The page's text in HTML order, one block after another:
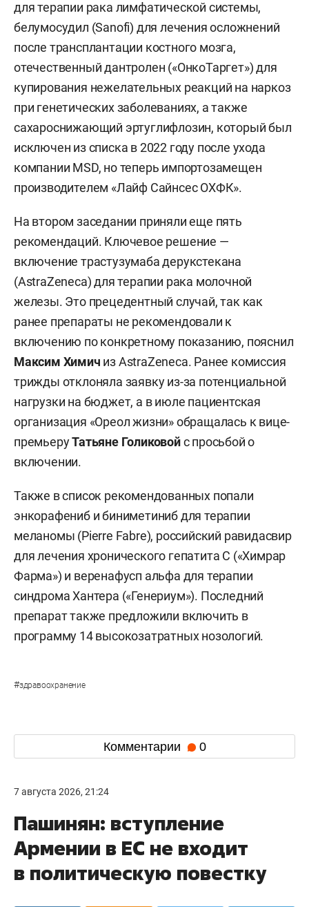
для терапии рака лимфатической системы,
белумосудил (Sanofi) для лечения осложнений
после трансплантации костного мозга,
отечественный дантролен («ОнкоТаргет») для
купирования нежелательных реакций на наркоз
при генетических заболеваниях, а также
сахароснижающий эртуглифлозин, который был
исключен из списка в 2022 году после ухода
компании MSD, но теперь импортозамещен
производителем «Лайф Сайнсес ОХФК».
На втором заседании приняли еще пять
рекомендаций. Ключевое решение —
включение трастузумаба дерукстекана
(AstraZeneca) для терапии рака молочной
железы. Это прецедентный случай, так как
ранее препараты не рекомендовали к
включению по конкретному показанию, пояснил
Максим Химич из AstraZeneca. Ранее комиссия
трижды отклоняла заявку из-за потенциальной
нагрузки на бюджет, а в июле пациентская
организация «Ореол жизни» обращалась к вице-
премьеруТатьяне Голиковойс просьбой о
включении.
Также в список рекомендованных попали
энкорафениб и биниметиниб для терапии
меланомы (Pierre Fabre), российский равидасвир
для лечения хронического гепатита С («Химрар
Фарма») и веренафусп альфа для терапии
синдрома Хантера («Генериум»). Последний
препарат также предложили включить в
программу 14 высокозатратных нозологий.
#здравоохранение
Комментарии 0
7 августа 2026, 21:24
Пашинян: вступление
Армении в ЕС не входит
в политическую повестку